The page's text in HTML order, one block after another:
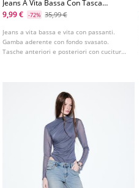
Jeans A Vita Bassa Con Tasca
E Cucitura
9,99 € -72% 35,99 €
Jeans a vita bassa e vita con passanti.
Gamba aderente con fondo svasato.
Tasche anteriori e posteriori con cucitura